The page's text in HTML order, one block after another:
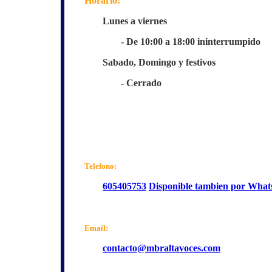
Lunes a viernes
- De 10:00 a 18:00 ininterrumpido
Sabado, Domingo y festivos
- Cerrado
Telefono:
605405753 Disponible tambien por
Email:
contacto@mbraltavoces.com